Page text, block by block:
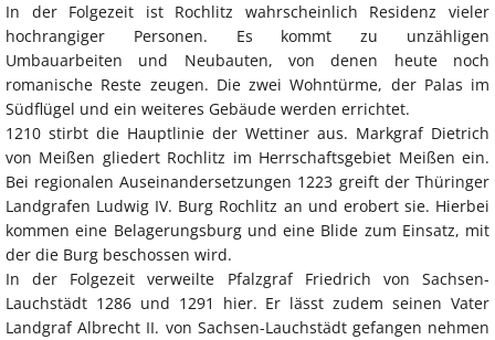
In der Folgezeit ist Rochlitz wahrscheinlich Residenz vieler
hochrangiger Personen. Es kommt zu unzähligen
Umbauarbeiten und Neubauten, von denen heute noch
romanische Reste zeugen. Die zwei Wohntürme, der Palas im
Südflügel und ein weiteres Gebäude werden errichtet.
1210 stirbt die Hauptlinie der Wettiner aus. Markgraf Dietrich
von Meißen gliedert Rochlitz im Herrschaftsgebiet Meißen ein.
Bei regionalen Auseinandersetzungen 1223 greift der Thüringer
Landgrafen Ludwig IV. Burg Rochlitz an und erobert sie. Hierbei
kommen eine Belagerungsburg und eine Blide zum Einsatz, mit
der die Burg beschossen wird.
In der Folgezeit verweilte Pfalzgraf Friedrich von Sachsen-
Lauchstädt 1286 und 1291 hier. Er lässt zudem seinen Vater
Landgraf Albrecht II. von Sachsen-Lauchstädt gefangen nehmen